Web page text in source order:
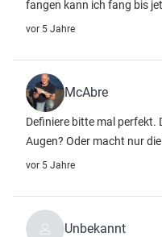
fangen kann ich fang bis
vor 5 Jahre
McAbre
Definiere bitte mal perfekt.
Augen? Oder macht nur
vor 5 Jahre
Unbekannt